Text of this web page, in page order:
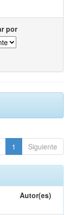
por
1 Siguiente
Autor(es)